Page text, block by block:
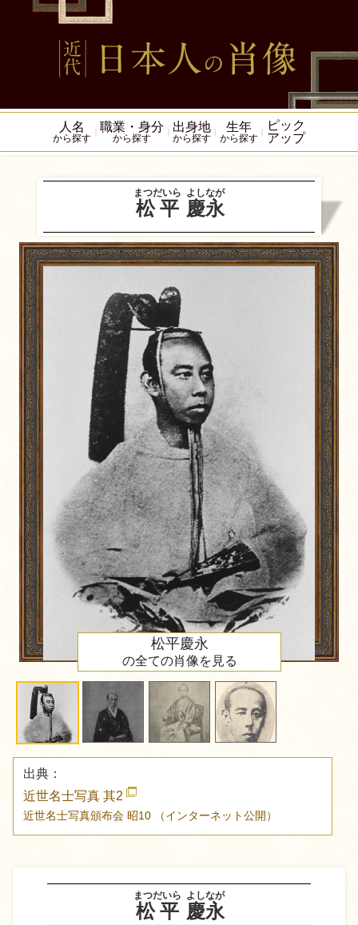
人名
から探す
職業・身分
から探す
出身地
から探す
生年
から探す
ピック
アップ
松平
まつだいら
慶永
よしなが
松平
まつだいら
慶永
よしなが
松平慶永
の全ての肖像を見る
出典：
近世名士写真 其2
近世名士写真頒布会 昭10 （インターネット公開）